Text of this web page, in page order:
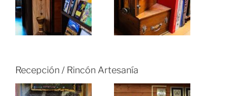
Recepción / Rincón Artesanía